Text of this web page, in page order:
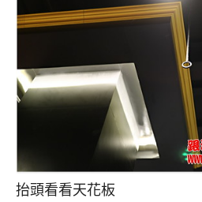
抬頭看看天花板